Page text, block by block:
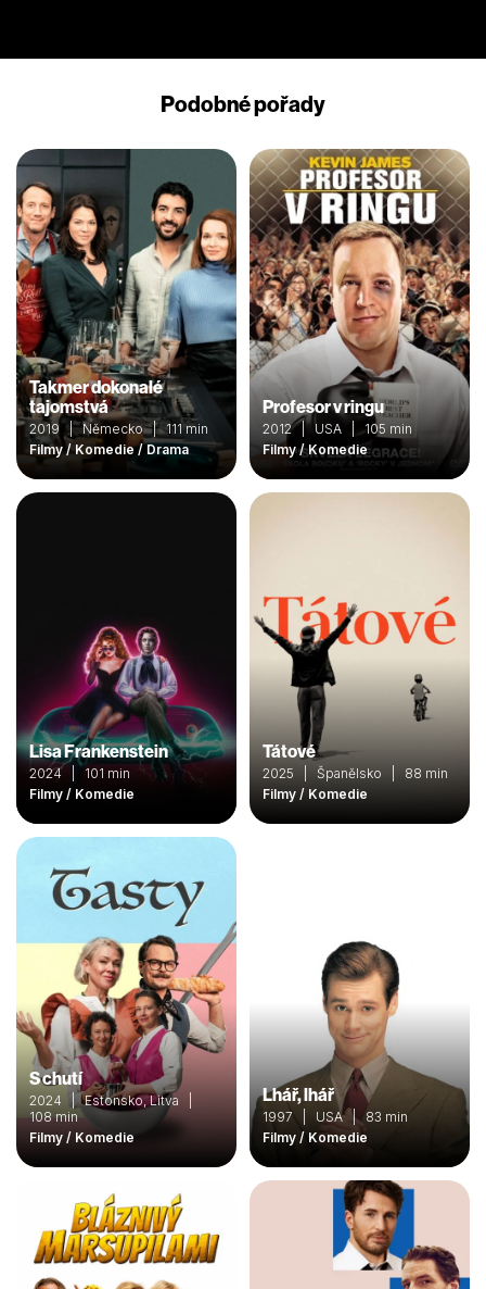
Podobné pořady
Takmer dokonalé
tajomstvá
2019 | Německo | 111 min
Filmy / Komedie / Drama
Profesor v ringu
2012 | USA | 105 min
Filmy / Komedie
Lisa Frankenstein
2024 | 101 min
Filmy / Komedie
Tátové
2025 | Španělsko | 88 min
Filmy / Komedie
S chutí
2024 | Estonsko, Litva |
108 min
Filmy / Komedie
Lhář, lhář
1997 | USA | 83 min
Filmy / Komedie